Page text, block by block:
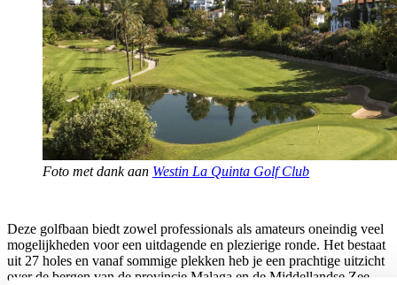
Foto met dank aan Westin La Quinta Golf Club
Deze golfbaan biedt zowel professionals als amateurs oneindig veel
mogelijkheden voor een uitdagende en plezierige ronde. Het bestaat
uit 27 holes en vanaf sommige plekken heb je een prachtige uitzicht
over de bergen van de provincie Malaga en de Middellandse Zee.